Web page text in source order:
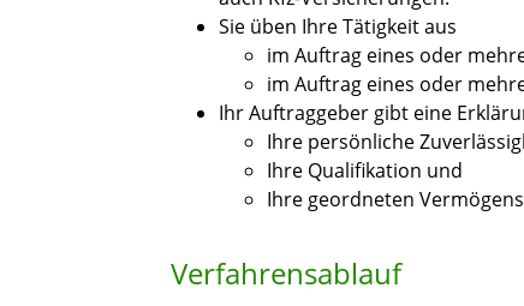
Sie üben Ihre Tätigkeit aus
im Auftrag eines oder
im Auftrag eines oder
Ihr Auftraggeber gibt eine
Ihre persönliche
Ihre Qualifikation und
Ihre geordneten
Verfahrensablauf